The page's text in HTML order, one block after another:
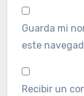
Guarda mi
este
Recibir un